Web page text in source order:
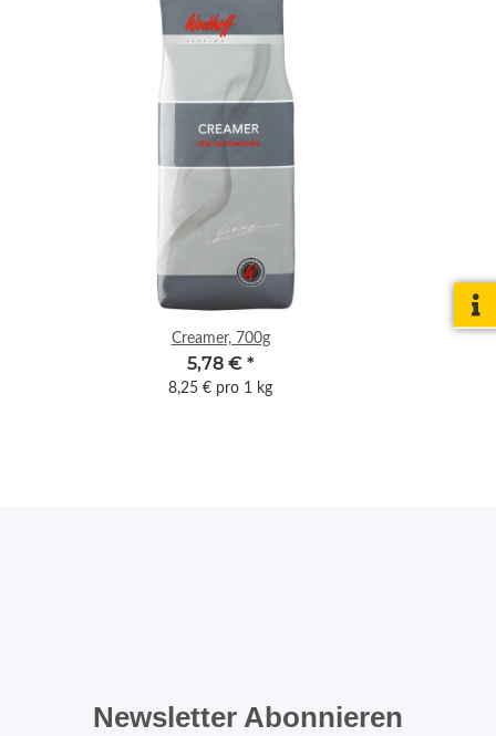
Creamer, 700g
5,78 € *
8,25 € pro 1 kg
Newsletter Abonnieren